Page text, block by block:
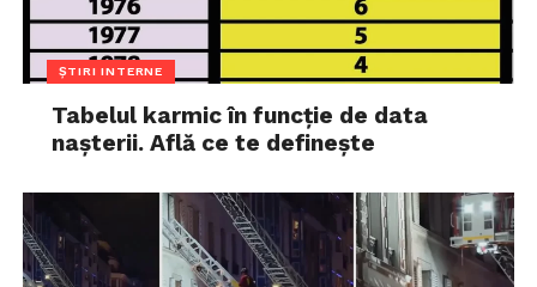
ȘTIRI INTERNE
Tabelul karmic în funcție de data
nașterii. Află ce te definește